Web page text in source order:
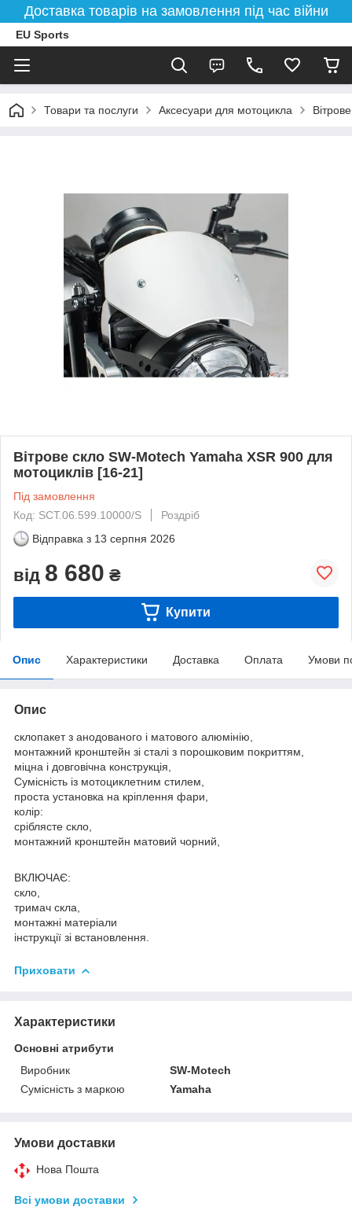
Доставка товарів на замовлення під час війни
EU Sports
Товари та послуги Аксесуари для мотоцикла
Вітрове скло SW-Motech Yamaha XSR 900 для
мотоциклів [16-21]
Під замовлення
Код: SCT.06.599.10000/S
Роздріб
Відправка з 13 серпня 2026
від 8 680 ₴
Купити
Опис Характеристики Доставка Оплата Умови
Опис
склопакет з анодованого і матового алюмінію,
монтажний кронштейн зі сталі з порошковим покриттям,
міцна і довговічна конструкція,
Сумісність із мотоциклетним стилем,
проста установка на кріплення фари,
колір:
сріблясте скло,
монтажний кронштейн матовий чорний,
ВКЛЮЧАЄ:
скло,
тримач скла,
монтажні матеріали
інструкції зі встановлення.
Приховати
Характеристики
Основні атрибути
Виробник
SW-Motech
Сумісність з маркою
Yamaha
Умови доставки
Нова Пошта
Всі умови доставки